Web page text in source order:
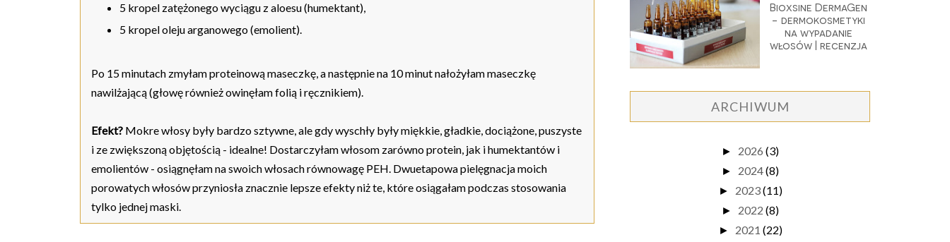
5 kropel zatężonego wyciągu z aloesu (humektant),
5 kropel oleju arganowego (emolient).
Po 15 minutach zmyłam proteinową maseczkę, a następnie na 10 minut nałożyłam maseczkę
nawilżającą (głowę również owinęłam folią i ręcznikiem).
Efekt? Mokre włosy były bardzo sztywne, ale gdy wyschły były miękkie, gładkie, dociążone, puszyste
i ze zwiększoną objętością - idealne! Dostarczyłam włosom zarówno protein, jak i humektantów i
emolientów - osiągnęłam na swoich włosach równowagę PEH. Dwuetapowa pielęgnacja moich
porowatych włosów przyniosła znacznie lepsze efekty niż te, które osiągałam podczas stosowania
tylko jednej maski.
Bioxsine DermaGen
- dermokosmetyki
na wypadanie
włosów | recenzja
ARCHIWUM
► 2026 (3)
► 2024(8)
► 2023(11)
► 2022 (8)
► 2021 (22)